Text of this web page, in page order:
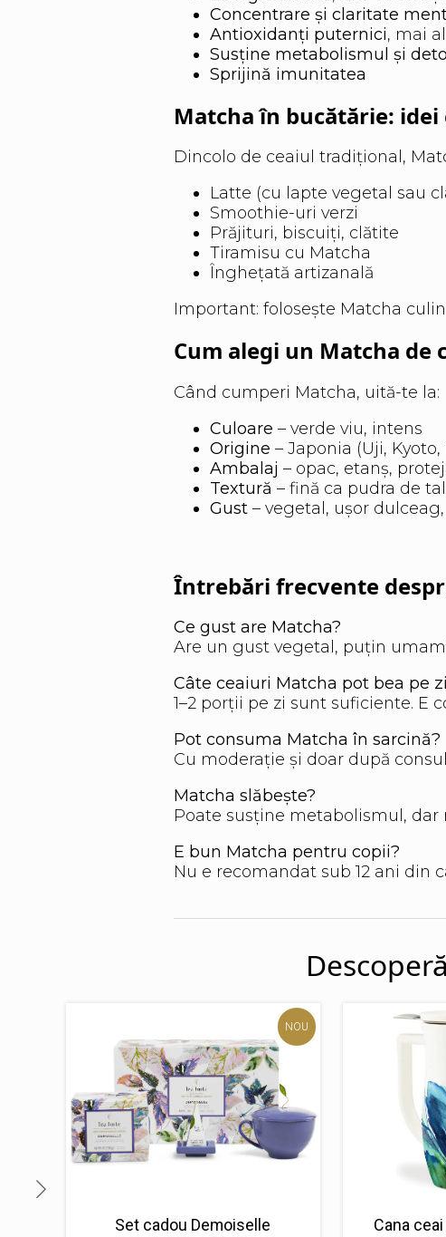
Concentrare și claritate
Antioxidanți puternici, mai
Susține metabolismul și
Sprijină imunitatea
Matcha în bucătărie: idei
Dincolo de ceaiul tradițional,
Latte (cu lapte vegetal sau
Smoothie-uri verzi
Prăjituri, biscuiți, clătite
Tiramisu cu Matcha
Înghețată artizanală
Important: folosește Matcha
Cum alegi un Matcha de
Când cumperi Matcha, uită-te la:
Culoare – verde viu, intens
Origine – Japonia (Uji, Kyoto,
Ambalaj – opac, etanș,
Textură – fină ca pudra de
Gust – vegetal, ușor
Întrebări frecvente
Ce gust are Matcha?
Are un gust vegetal, puțin
Câte ceaiuri Matcha pot bea pe
1–2 porții pe zi sunt suficiente. E
Pot consuma Matcha în sarcină?
Cu moderație și doar după
Matcha slăbește?
Poate susține metabolismul, dar
E bun Matcha pentru copii?
Nu e recomandat sub 12 ani din
NOU
Set cadou Demoiselle Cana